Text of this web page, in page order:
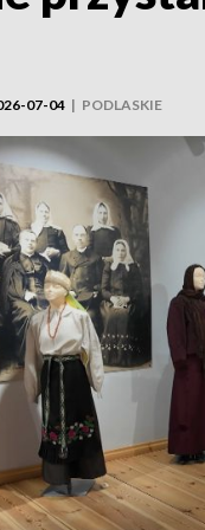
07-04 | PODLASKIE